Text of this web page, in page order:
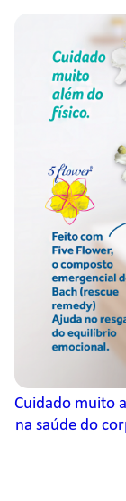
Cuidado muito
na saúde do